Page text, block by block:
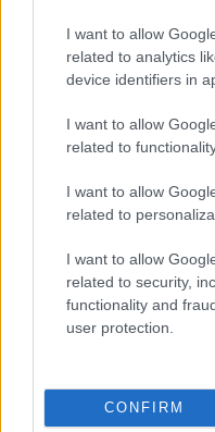
I want to allow
related to analytics
device identifiers in
I want to allow
related to
I want to allow
related to
I want to allow
related to security,
functionality and
user protection.
CONFIRM
Cristian Tolu